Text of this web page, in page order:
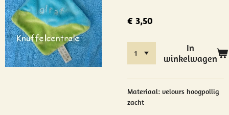
€ 3,50
In
winkelwagen
Materiaal: velours hoogpollig
zacht